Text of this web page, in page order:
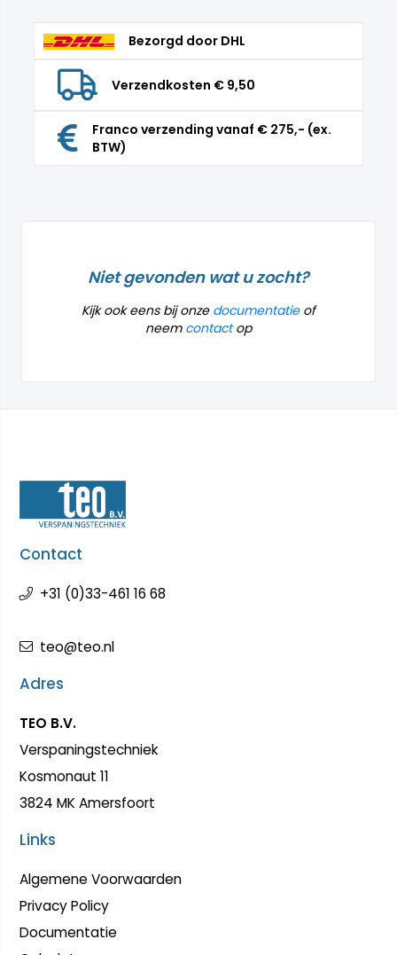
Bezorgd door DHL
Verzendkosten € 9,50
Franco verzending vanaf € 275,- (ex.
BTW)
Niet gevonden wat u zocht?
Kijk ook eens bij onze documentatieof
neem contactop
Contact
+31 (0)33-461 16 68
teo@teo.nl
Adres
TEO B.V.
Verspaningstechniek
Kosmonaut 11
3824 MK Amersfoort
Links
Algemene Voorwaarden
Privacy Policy
Documentatie